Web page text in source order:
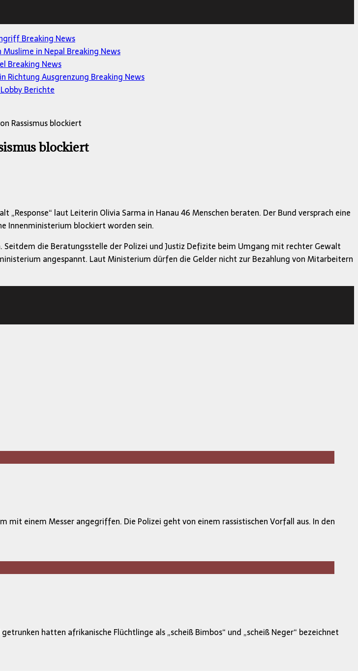
Breaking News
in Nepal Breaking News
Breaking News
Richtung Ausgrenzung Breaking News
Berichte
Rassismus blockiert
blockiert
laut Leiterin Olivia Sarma in Hanau 46 Menschen beraten. Der Bund versprach eine
Innenministerium blockiert worden sein.
die Beratungsstelle der Polizei und Justiz Defizite beim Umgang mit rechter Gewalt
angespannt. Laut Ministerium dürfen die Gelder nicht zur Bezahlung von Mitarbeitern
einem Messer angegriffen. Die Polizei geht von einem rassistischen Vorfall aus. In den
hatten afrikanische Flüchtlinge als „scheiß Bimbos“ und „scheiß Neger“ bezeichnet